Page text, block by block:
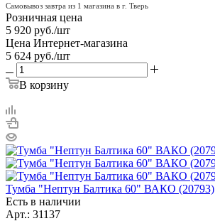
Самовывоз завтра из 1 магазина в г. Тверь
Розничная цена
5 920 руб./шт
Цена Интернет-магазина
5 624 руб./шт
В корзину
Тумба "Нептун Балтика 60" ВАКО (20793)
Есть в наличии
Арт.: 31137